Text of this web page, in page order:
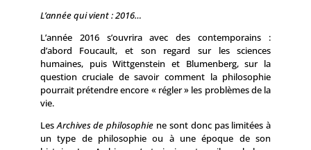
L’année qui vient : 2016…
L’année 2016 s’ouvrira avec des contemporains :
d’abord Foucault, et son regard sur les sciences
humaines, puis Wittgenstein et Blumenberg, sur la
question cruciale de savoir comment la philosophie
pourrait prétendre encore « régler » les problèmes de la
vie.
LesArchives de philosophie ne sont donc pas limitées à
un type de philosophie ou à une époque de son